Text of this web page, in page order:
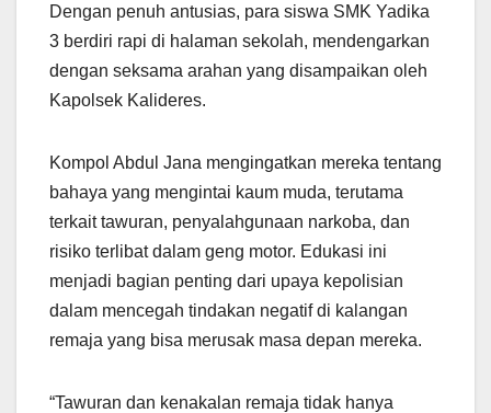
Dengan penuh antusias, para siswa SMK Yadika
3 berdiri rapi di halaman sekolah, mendengarkan
dengan seksama arahan yang disampaikan oleh
Kapolsek Kalideres.
Kompol Abdul Jana mengingatkan mereka tentang
bahaya yang mengintai kaum muda, terutama
terkait tawuran, penyalahgunaan narkoba, dan
risiko terlibat dalam geng motor. Edukasi ini
menjadi bagian penting dari upaya kepolisian
dalam mencegah tindakan negatif di kalangan
remaja yang bisa merusak masa depan mereka.
“Tawuran dan kenakalan remaja tidak hanya